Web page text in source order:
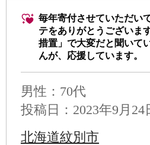
毎年寄付させていただい
テをありがとうございま
措置」で大変だと聞いて
んが、応援しています。
男性 ：70代
投稿日：2023年9月24
北海道紋別市